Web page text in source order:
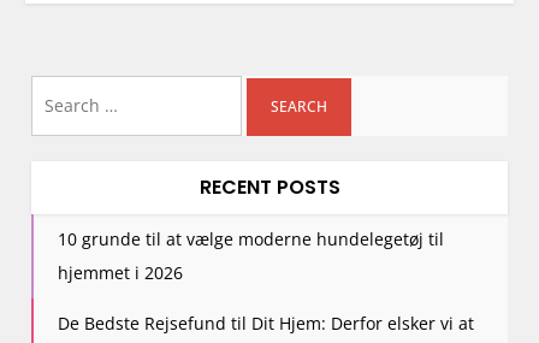
RECENT POSTS
10 grunde til at vælge moderne hundelegetøj til
hjemmet i 2026
De Bedste Rejsefund til Dit Hjem: Derfor elsker vi at